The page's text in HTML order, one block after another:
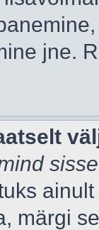
jne.
märgi